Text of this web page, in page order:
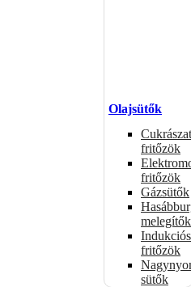
Olajsütők
fritőzök
fritőzök
Gázsütők
melegítők
Indukciós
fritőzök
sütők